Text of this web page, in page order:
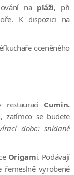
na pláži, při
K dispozici na
oceněného
restauraci Cumin.
zatímco se budete
doba: snídaně
Origami. Podávají
řemeslně vyrobené